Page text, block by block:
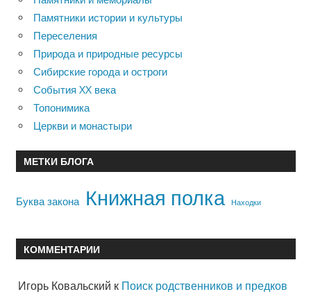
Памятники истории и культуры
Переселения
Природа и природные ресурсы
Сибирские города и остроги
События XX века
Топонимика
Церкви и монастыри
МЕТКИ БЛОГА
Буква закона Книжная полка Находки
КОММЕНТАРИИ
Игорь Ковальский к Поиск родственников и предков